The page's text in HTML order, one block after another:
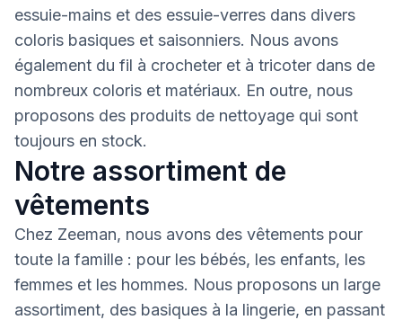
essuie-mains et des essuie-verres dans divers
coloris basiques et saisonniers. Nous avons
également du fil à crocheter et à tricoter dans de
nombreux coloris et matériaux. En outre, nous
proposons des produits de nettoyage qui sont
toujours en stock.
Notre assortiment de
vêtements
Chez Zeeman, nous avons des vêtements pour
toute la famille : pour les bébés, les enfants, les
femmes et les hommes. Nous proposons un large
assortiment, des basiques à la lingerie, en passant